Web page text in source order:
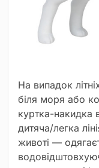
На випадок
біля моря або
куртка-накидка
дитяча/легка
животі —